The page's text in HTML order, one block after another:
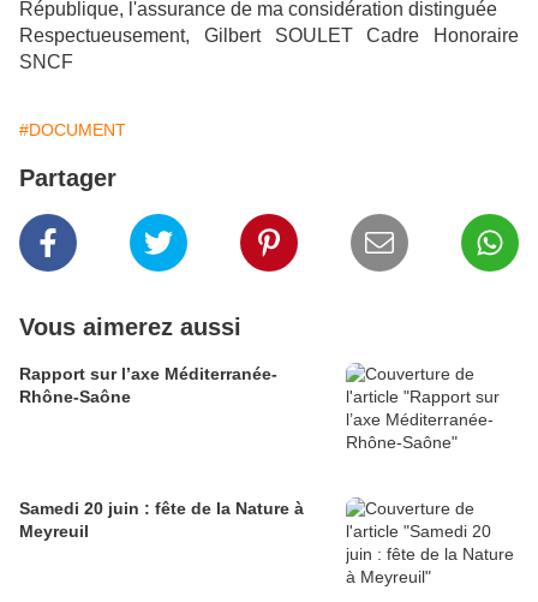
République, l'assurance de ma considération distinguée
Respectueusement, Gilbert SOULET Cadre Honoraire
SNCF
#DOCUMENT
Partager
Vous aimerez aussi
Rapport sur l’axe Méditerranée-
Rhône-Saône
Samedi 20 juin : fête de la Nature à
Meyreuil